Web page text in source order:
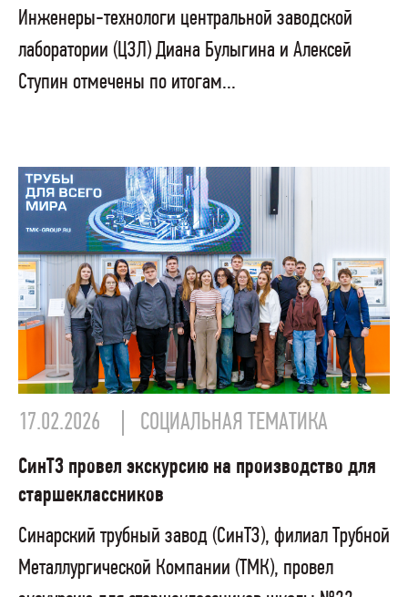
Инженеры-технологи центральной заводской
лаборатории (ЦЗЛ) Диана Булыгина и Алексей
Ступин отмечены по итогам...
17.02.2026 СОЦИАЛЬНАЯ ТЕМАТИКА
СинТЗ провел экскурсию на производство для
старшеклассников
Синарский трубный завод (СинТЗ), филиал Трубной
Металлургической Компании (ТМК), провел